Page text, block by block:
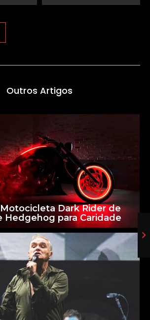
Outros Artigos
Dark Rider de
Hedgehog para Caridade